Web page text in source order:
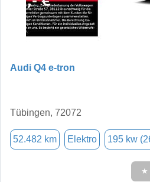
Audi Q4 e-tron
Tübingen, 72072
52.482 km Elektro 195 kw
★